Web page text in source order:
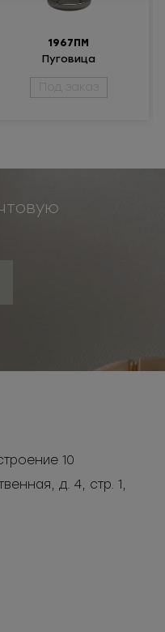
1967ПМ
Пуговица
металлическая
Под заказ
10
д. 4, стр. 1,